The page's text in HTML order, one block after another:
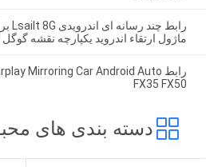
ماژول ارتقاء اندروید یکپارچه نقشه گوگل
FX35 FX50
دسته بندی های